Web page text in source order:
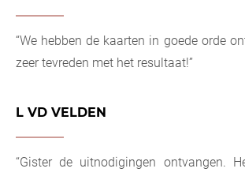
“We hebben de kaarten in goede orde
zeer tevreden met het resultaat!”
L VD VELDEN
“Gister de uitnodigingen ontvangen.